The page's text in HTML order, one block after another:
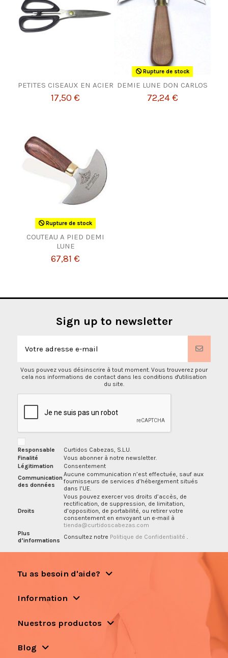
PETITES CISEAUX EN ACIER
17,50 €
Rupture de stock
DEMIE LUNE DON CARLOS
72,24 €
Rupture de stock
COUTEAU A PIED DEMI
LUNE
67,81 €
Sign up to newsletter
Vous pouvez vous désinscrire à tout moment. Vous trouverez pour
cela nos informations de contact dans les conditions d'utilisation
du site.
Responsable
Curtidos Cabezas, S.L.U.
Finalité
Vous abonner à notre newsletter.
Légitimation
Consentement
Communication
des données
Aucune communication n’est effectuée, sauf aux
fournisseurs de services d’hébergement situés
dans l’UE.
Droits
Vous pouvez exercer vos droits d’accès, de
rectification, de suppression, de limitation,
d’opposition, de portabilité, ou retirer votre
consentement en envoyant un e-mail à
tienda@curtidoscabezas.com
Plus
d’informations
Consultez notre Politique de Confidentialité
Tu as besoin d'aide?
Information
Nuestros productos
Blog